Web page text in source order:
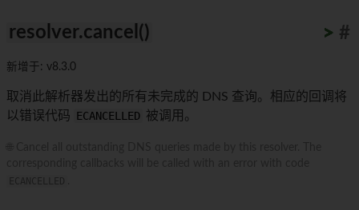
resolver.cancel() #
>
>
>
>
>
>
>
>
>
>
新增于: v8.3.0
取消此解析器发出的所有未完成的 DNS 查询。相应的回调将
以错误代码 ECANCELLED 被调用。